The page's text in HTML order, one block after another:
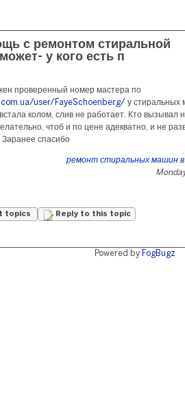
с ремонтом стиральной
у кого есть п
проверенный номер мастера по
user/FayeSchoenberg/ у
колом, слив не работает. Кто вызывал
чтоб и по цене адекватно, и не
спасибо
ремонт стиральных машин в
topics Reply to this topic
Powered by FogBugz